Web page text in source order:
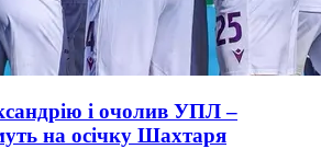
і очолив УПЛ –
на осічку Шахтаря